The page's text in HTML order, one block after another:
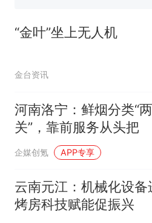
大风力14级
热 十多万
全部作废
“金叶”坐上无人机
金台资讯
河南洛宁：鲜烟分类“
关”，靠前服务从头把
企媒创氪 APP专享
云南元江：机械化设备
烤房科技赋能促振兴